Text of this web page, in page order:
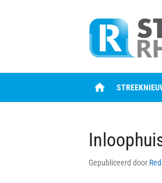
home
Gepubliceerd door